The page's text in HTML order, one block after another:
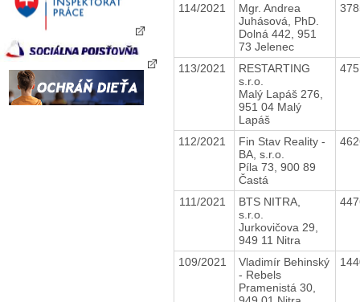
114/2021
Mgr. Andrea
Juhásová, PhD.
Dolná 442, 951
73 Jelenec
113/2021
RESTARTING
s.r.o.
Malý Lapáš 276,
951 04 Malý
Lapáš
112/2021
Fin Stav Reality -
BA, s.r.o.
Píla 73, 900 89
Častá
111/2021
BTS NITRA,
s.r.o.
Jurkovičova 29,
949 11 Nitra
109/2021
Vladimír Behinský
- Rebels
Pramenistá 30,